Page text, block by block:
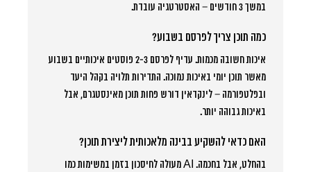
במשך 3 חודשים – האסטרטגיה עובדת.
כמה תוכן צריך לפרסם בשבוע?
איכות חשובה מכמות. עדיף לפרסם 2-3 פוסטים איכותיים בשבוע
מאשר תוכן יומי באיכות נמוכה. התדירות תלויה בקהל היעד
ובפלטפורמה – לינקדאין דורש פחות תוכן מאינסטגרם, אבל
באיכות גבוהה יותר.
האם כדאי להשקיע בבינה מלאכותית ליצירת תוכן?
בהחלט, אבל בחכמה. AI מעולה לחיסכון בזמן במשימות כמו